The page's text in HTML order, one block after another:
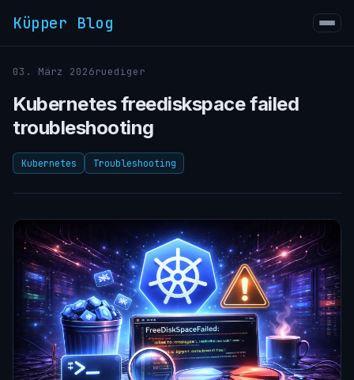
Küpper Blog
03. März 2026ruediger
Kubernetes freediskspace failed
troubleshooting
Kubernetes Troubleshooting